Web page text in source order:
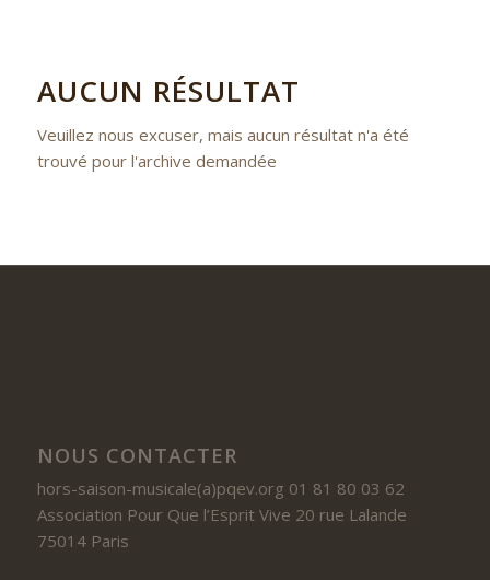
AUCUN RÉSULTAT
Veuillez nous excuser, mais aucun résultat n'a été
trouvé pour l'archive demandée
NOUS CONTACTER
hors-saison-musicale(a)pqev.org 01 81 80 03 62
Association Pour Que l’Esprit Vive 20 rue Lalande
75014 Paris